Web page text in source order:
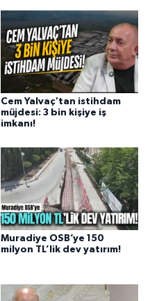
Cem Yalvaç'tan istihdam
müjdesi: 3 bin kişiye iş
imkanı!
Muradiye OSB’ye 150
milyon TL’lik dev yatırım!